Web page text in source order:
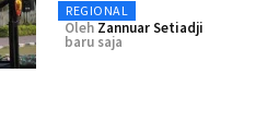
REGIONAL
Oleh Zannuar Setiadji
baru saja